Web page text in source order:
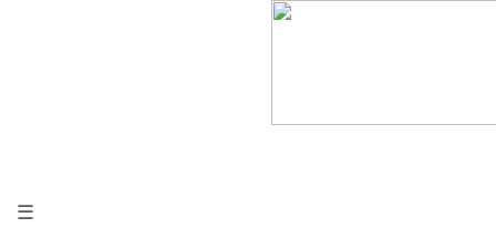
☰